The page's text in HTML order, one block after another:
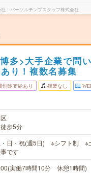
パーソルテンプスタッフ株式会社
多>大手企業で問
り！複数名募集
別途支給あり 残業なし
歩5分
・日・祝(週5日) ※シフト制 ※
です
実働7時間10分 休憩1時間)